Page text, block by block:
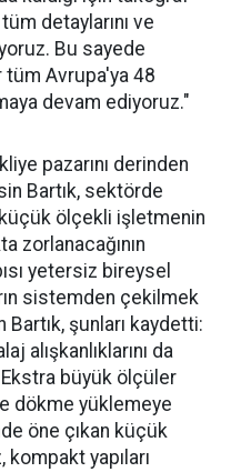
detaylarını ve
Bu sayede
tüm Avrupa'ya 48
devam ediyoruz."
pazarını derinden
Bartık, sektörde
ölçekli işletmenin
zorlanacağının
yetersiz bireysel
sistemden çekilmek
Bartık, şunları kaydetti:
alışkanlıklarını da
büyük ölçüler
dökme yüklemeye
öne çıkan küçük
yapıları